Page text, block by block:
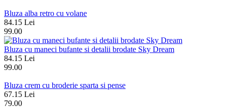
Bluza alba retro cu volane
84.15 Lei
99.00
Bluza cu maneci bufante si detalii brodate Sky Dream
84.15 Lei
99.00
Bluza crem cu broderie sparta si pense
67.15 Lei
79.00